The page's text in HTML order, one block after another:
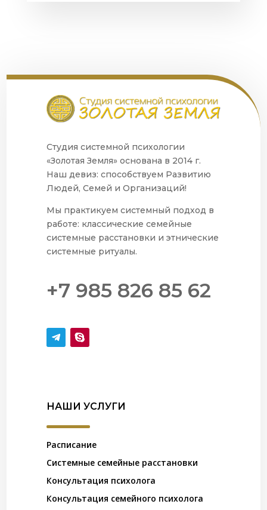
Студия системной психологии
«Золотая Земля» основана в 2014 г.
Наш девиз: способствуем Развитию
Людей, Семей и Организаций!
Мы практикуем системный подход в
работе: классические семейные
системные расстановки и этнические
системные ритуалы.
+7 985 826 85 62
НАШИ УСЛУГИ
Расписание
Системные семейные расстановки
Консультация психолога
Консультация семейного психолога